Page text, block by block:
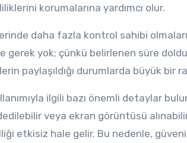
korumalarına yardımcı olur.
daha fazla kontrol sahibi
gerek yok; çünkü belirlenen süre
paylaşıldığı durumlarda büyük bir
ilgili bazı önemli detaylar
veya ekran görüntüsü
etkisiz hale gelir. Bu nedenle,